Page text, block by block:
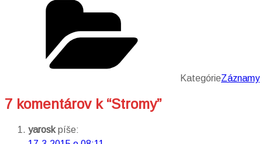
KategórieZáznamy
7 komentárov k “Stromy”
yarosk píše: